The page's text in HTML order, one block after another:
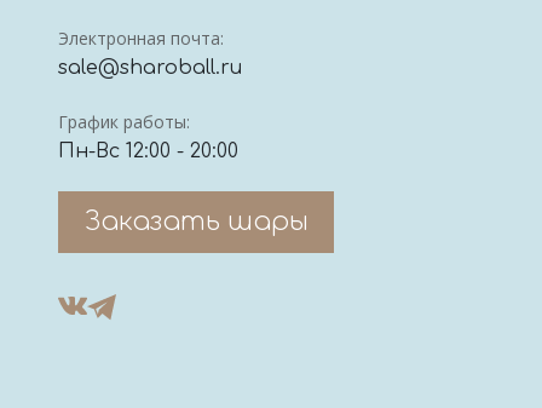
Электронная почта:
sale@sharoball.ru
График работы:
Пн-Вс 12:00 - 20:00
Заказать шары